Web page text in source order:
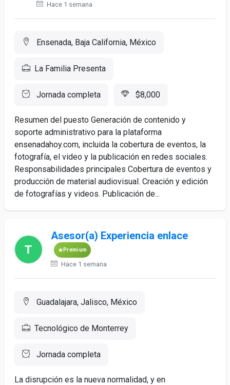
Hace 1 semana
Ensenada, Baja California, México
La Familia Presenta
Jornada completa $8,000
Resumen del puesto Generación de contenido y
soporte administrativo para la plataforma
ensenadahoy.com, incluida la cobertura de eventos, la
fotografía, el video y la publicación en redes sociales.
Responsabilidades principales Cobertura de eventos y
producción de material audiovisual. Creación y edición
de fotografías y videos. Publicación de...
Asesor(a) Experiencia enlace
Premium
Hace 1 semana
Guadalajara, Jalisco, México
Tecnológico de Monterrey
Jornada completa
La disrupción es la nueva normalidad, y en